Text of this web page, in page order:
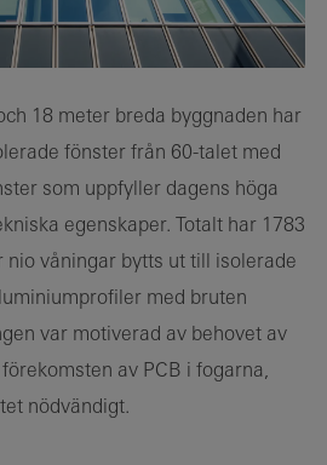
18 meter breda byggnaden har
fönster från 60-talet med
som uppfyller dagens höga
egenskaper. Totalt har 1783
nio våningar bytts ut till isolerade
med bruten
var motiverad av behovet av
av PCB i fogarna,
nödvändigt.